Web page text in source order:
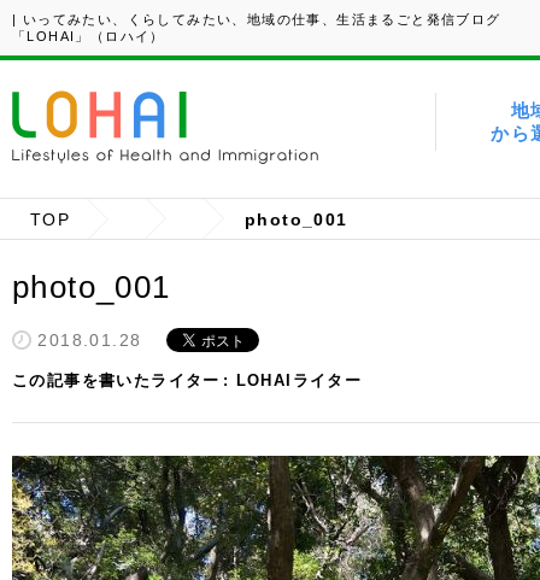
| いってみたい、くらしてみたい、地域の仕事、生活まるごと発信ブログ
「LOHAI」（ロハイ）
地
から
TOP photo_001
photo_001
2018.01.28
この記事を書いたライター LOHAIライター